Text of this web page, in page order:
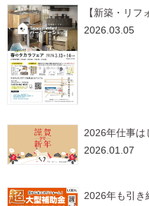
【新築・リ
2026.03.05
2026年仕事は
2026.01.07
2026年も引き